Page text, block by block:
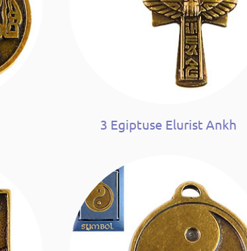
3 Egiptuse Elurist Ankh